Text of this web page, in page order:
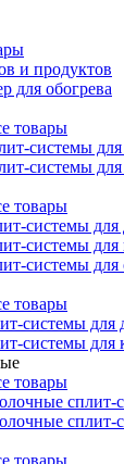
и продуктов
для обогрева
товары
системы
системы
товары
системы для
системы
системы для
товары
системы для
системы для
товары
сплит-
сплит-
товары